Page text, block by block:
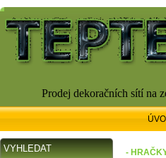
Prodej dekoračních sítí na
VYHLEDAT -